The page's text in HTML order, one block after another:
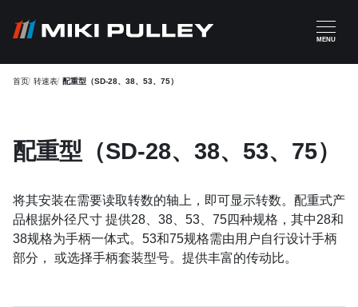
MENU
首页 转速表 配重型（SD-28、38、53、75）
配重型（SD-28、38、53、75）
将其安装在需要读取转数的轴上，即可显示转数。配重式产
品根据外径尺寸 提供28、38、53、75四种规格，其中28和
38规格为手柄一体式。53和75规格需由用户自行设计手柄
部分， 或选择手柄套装型号。提供丰富的传动比。